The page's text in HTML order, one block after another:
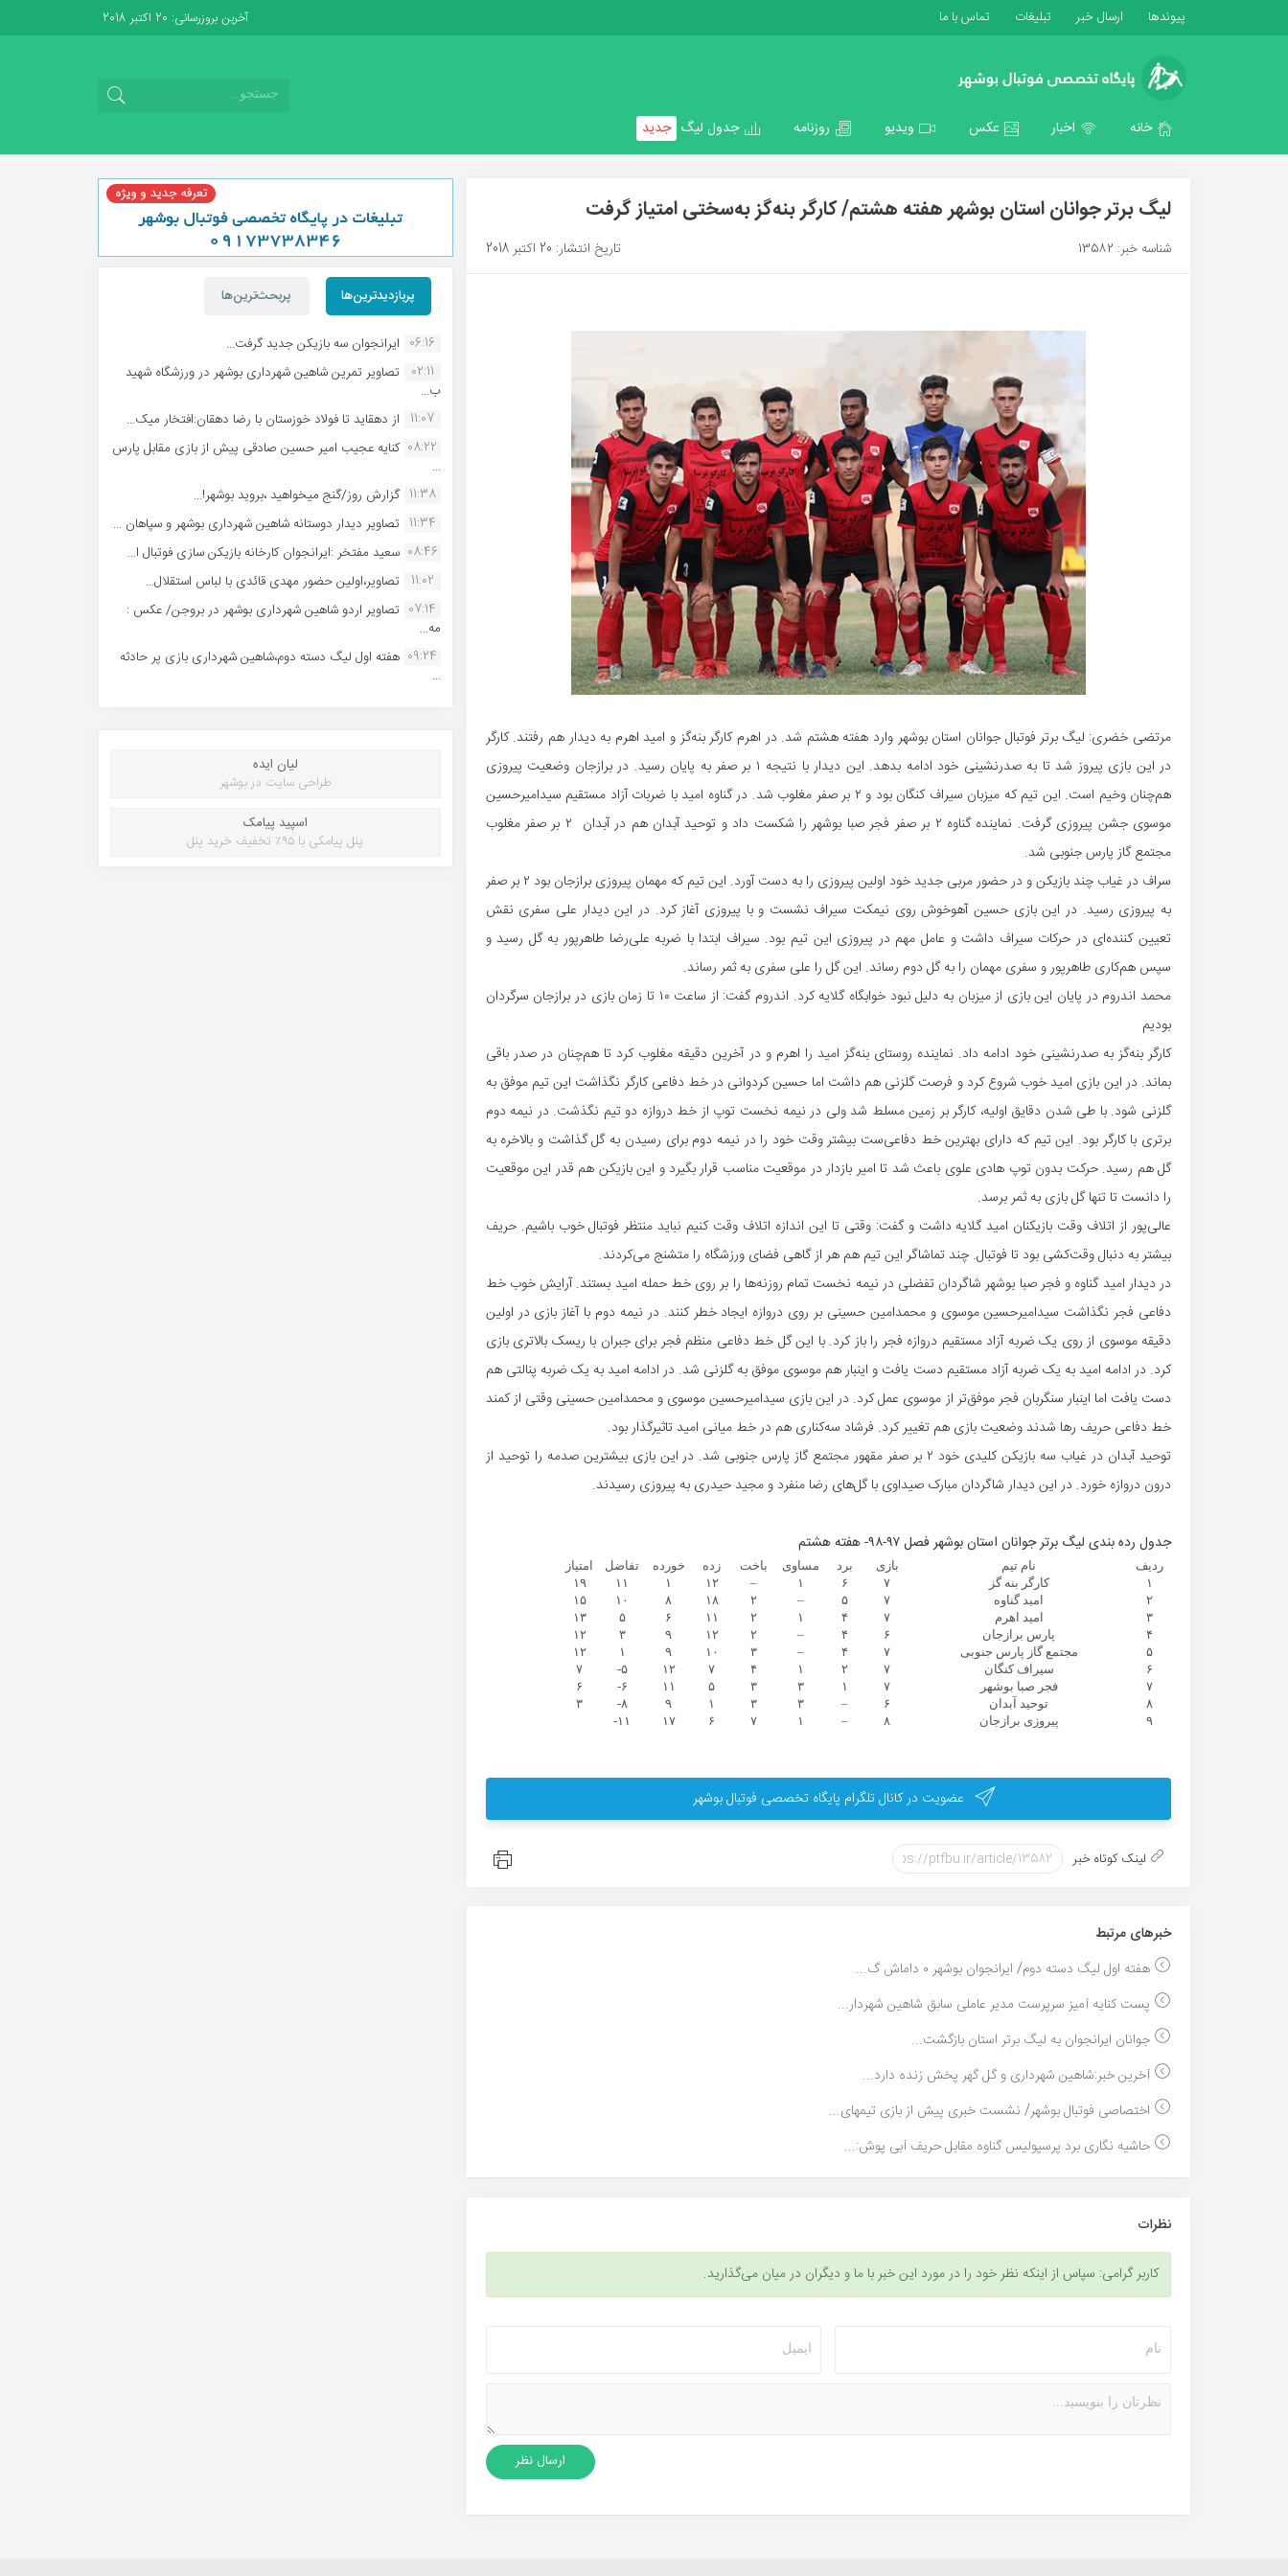
پیوندها ارسال خبر تبلیغات تماس با ما آخرین بروزرسانی: 20 اکتبر 2018
خانه اخبار عکس ویدیو روزنامه جدول لیگ جدید
لیگ برتر جوانان استان بوشهر هفته هشتم/ کارگر بنه‌گز به‌سختی امتیاز گرفت
شناسه خبر: 13582 تاریخ انتشار: 20 اکتبر 2018
مرتضی خضری: لیگ برتر فوتبال جوانان استان بوشهر وارد هفته هشتم شد. در اهرم کارگر بنه‌گز و امید اهرم به دیدار هم رفتند. کارگر
در این بازی پیروز شد تا به صدرنشینی خود ادامه بدهد. این دیدار با نتیجه ۱ بر صفر به پایان رسید. در برازجان وضعیت پیروزی
هم‌چنان وخیم است. این تیم که میزبان سیراف کنگان بود و ۲ بر صفر مغلوب شد. در گناوه امید با ضربات آزاد مستقیم سیدامیرحسین
موسوی جشن پیروزی گرفت. نماینده گناوه ۲ بر صفر فجر صبا بوشهر را شکست داد و توحید آبدان هم در آبدان ۲ بر صفر مغلوب
مجتمع گاز پارس جنوبی شد.
سراف در غیاب چند بازیکن و در حضور مربی جدید خود اولین پیروزی را به دست آورد. این تیم که مهمان پیروزی برازجان بود ۲ بر صفر
به پیروزی رسید. در این بازی حسین آهوخوش روی نیمکت سیراف نشست و با پیروزی آغاز کرد. در این دیدار علی سفری نقش
تعیین کننده‌ای در حرکات سیراف داشت و عامل مهم در پیروزی این تیم بود. سیراف ابتدا با ضربه علی‌رضا طاهرپور به گل رسید و
سپس هم‌کاری طاهرپور و سفری مهمان را به گل دوم رساند. این گل را علی سفری به ثمر رساند.
محمد اندروم در پایان این بازی از میزبان به دلیل نبود خوابگاه گلایه کرد. اندروم گفت: از ساعت ۱۰ تا زمان بازی در برازجان سرگردان
بودیم
کارگر بنه‌گز به صدرنشینی خود ادامه داد. نماینده روستای بنه‌گز امید را اهرم و در آخرین دقیقه مغلوب کرد تا هم‌چنان در صدر باقی
بماند. در این بازی امید خوب شروع کرد و فرصت گلزنی هم داشت اما حسین کردوانی در خط دفاعی کارگر نگذاشت این تیم موفق به
گلزنی شود. با طی شدن دقایق اولیه، کارگر بر زمین مسلط شد ولی در نیمه نخست توپ از خط دروازه دو تیم نگذشت. در نیمه دوم
برتری با کارگر بود. این تیم که دارای بهترین خط دفاعی‌ست بیشتر وقت خود را در نیمه دوم برای رسیدن به گل گذاشت و بالاخره به
گل هم رسید. حرکت بدون توپ هادی علوی باعث شد تا امیر بازدار در موقعیت مناسب قرار بگیرد و این بازیکن هم قدر این موقعیت
را دانست تا تنها گل بازی به ثمر برسد.
عالی‌پور از اتلاف وقت بازیکنان امید گلایه داشت و گفت: وقتی تا این اندازه اتلاف وقت کنیم نباید منتظر فوتبال خوب باشیم. حریف
بیشتر به دنبال وقت‌کشی بود تا فوتبال. چند تماشاگر این تیم هم هر از گاهی فضای ورزشگاه را متشنج می‌کردند.
در دیدار امید گناوه و فجر صبا بوشهر شاگردان تفضلی در نیمه نخست تمام روزنه‌ها را بر روی خط حمله امید بستند. آرایش خوب خط
دفاعی فجر نگذاشت سیدامیرحسین موسوی و محمدامین حسینی بر روی دروازه ایجاد خطر کنند. در نیمه دوم با آغاز بازی در اولین
دقیقه موسوی از روی یک ضربه آزاد مستقیم دروازه فجر را باز کرد. با این گل خط دفاعی منظم فجر برای جبران با ریسک بالاتری بازی
کرد. در ادامه امید به یک ضربه آزاد مستقیم دست یافت و اینبار هم موسوی موفق به گلزنی شد. در ادامه امید به یک ضربه پنالتی هم
دست یافت اما اینبار سنگربان فجر موفق‌تر از موسوی عمل کرد. در این بازی سیدامیرحسین موسوی و محمدامین حسینی وقتی از کمند
خط دفاعی حریف رها شدند وضعیت بازی هم تغییر کرد. فرشاد سه‌کناری هم در خط میانی امید تاثیرگذار بود.
توحید آبدان در غیاب سه بازیکن کلیدی خود ۲ بر صفر مقهور مجتمع گاز پارس جنوبی شد. در این بازی بیشترین صدمه را توحید از
درون دروازه خورد. در این دیدار شاگردان مبارک صیداوی با گل‌های رضا منفرد و مجید حیدری به پیروزی رسیدند.
جدول رده بندی لیگ برتر جوانان استان بوشهر فصل ۹۷-۹۸- هفته هشتم
ردیف نام تیم بازی برد مساوی باخت زده خورده تفاضل
امتیاز
۱
کارگر بنه گز ۷ ۶ ۱ – ۱۲ ۱ ۱۱
۱۹
۲
امید گناوه ۷ ۵ – ۲ ۱۸ ۸ ۱۰
۱۵
۳
امید اهرم ۷ ۴ ۱ ۲ ۱۱ ۶ ۵
۱۳
۴
پارس برازجان ۶ ۴ – ۲ ۱۲ ۹ ۳
۱۲
۵
مجتمع گاز پارس جنوبی ۷ ۴ – ۳ ۱۰ ۹ ۱
۱۲
۶
سیراف کنگان ۷ ۲ ۱ ۴ ۷ ۱۲ ۵-
۷
۷
فجر صبا بوشهر ۷ ۱ ۳ ۳ ۵ ۱۱ ۶-
۶
۸
توحید آبدان ۶ – ۳ ۳ ۱ ۹ ۸-
۳
۹
پیروزی برازجان ۸ – ۱ ۷ ۶ ۱۷ ۱۱-
عضویت در کانال تلگرام پایگاه تخصصی فوتبال بوشهر
لینک کوتاه خبر
خبر‌های مرتبط
هفته اول لیگ دسته دوم/ ایرانجوان بوشهر ۰ داماش گ...
پست کنایه آمیز سرپرست مدیر عاملی سابق شاهین شهردار...
جوانان ایرانجوان به لیگ برتر استان بازگشت...
آخرین خبر:شاهین شهرداری و گل گهر پخش زنده دارد...
اختصاصی فوتبال بوشهر/ نشست خبری پیش از بازی تیمهای...
حاشیه نگاری برد پرسپولیس گناوه مقابل حریف آبی پوش:...
نظرات
کاربر گرامی: سپاس از اینکه نظر خود را در مورد این خبر با ما و دیگران در میان می‌گذارید.
پربازدیدترین‌ها پربحث‌ترین‌ها
06:16 ایرانجوان سه بازیکن جدید گرفت...
02:11
تصاویر تمرین شاهین شهردارى بوشهر در ورزشگاه شهید
ب...
11:07 از دهقاید تا فولاد خوزستان با رضا دهقان:افتخار میک...
08:22 کنایه عجیب امیر حسین صادقی پیش از بازی مقابل پارس
...
11:38 گزارش روز/گنج میخواهید ،بروید بوشهر!...
11:34 تصاویر دیدار دوستانه شاهین شهردارى بوشهر و سپاهان ...
08:46 سعید مفتخر :ایرانجوان کارخانه بازیکن سازی فوتبال ا...
11:02
تصاویر،اولین حضور مهدی قائدی با لباس استقلال...
07:14 تصاویر اردو شاهین شهرداری بوشهر در بروجن/ عکس :
مه...
09:24 هفته اول لیگ دسته دوم،شاهین شهرداری بازی پر حادثه
...
لیان ایده
طراحی سایت در بوشهر
اسپید پیامک
پنل پیامکی با ۹۵٪ تخفیف خرید پنل